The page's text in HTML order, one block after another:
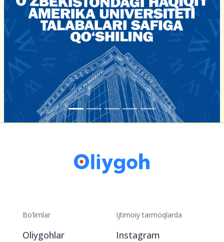
Bo‘limlar
Oliygohlar
Ijtimoiy tarmoqlarda
Instagram